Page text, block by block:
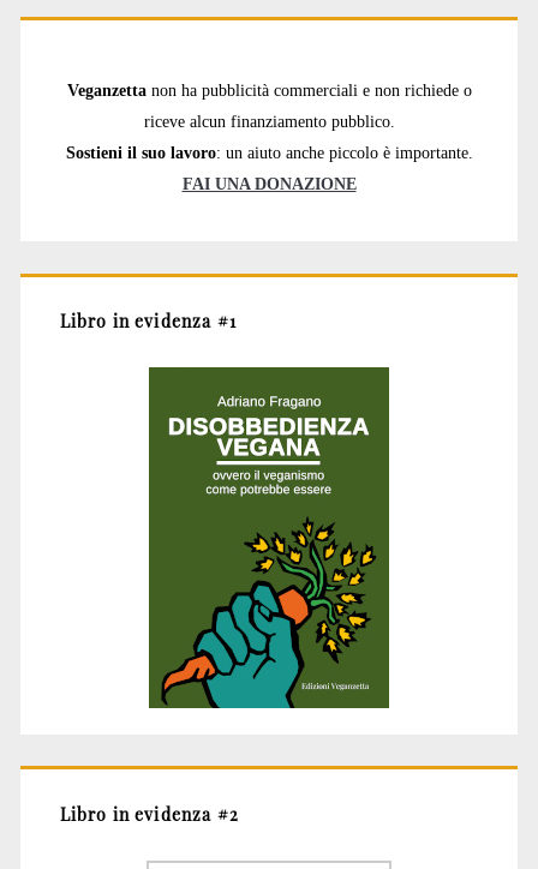
Veganzetta non ha pubblicità commerciali e non richiede o
riceve alcun finanziamento pubblico.
Sostieni il suo lavoro: un aiuto anche piccolo è importante.
FAI UNA DONAZIONE
Libro in evidenza #1
Libro in evidenza #2